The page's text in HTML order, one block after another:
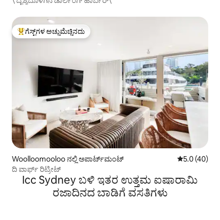
ಗೆಸ್ಟ್‌ಗಳಿಗೆ ಅತಿ ಹೆಚ್ಚು ಅಚ್ಚುಮೆಚ್ಚಿನದು
ಗೆಸ್ಟ್‌ಗಳ ಅಚ್ಚುಮೆಚ್ಚಿನದು
Woolloomooloo ನಲ್ಲಿ ಅಪಾರ್ಟ್‌ಮಂಟ್ 5 ರಲ್ಲಿ 5.0
5.0 (40)
ದಿ ವಾರ್ಫ್ ರಿಟ್ರೀಟ್
Icc Sydney ಬಳಿ ಇತರ ಉತ್ತಮ ಐಷಾರಾಮಿ
ರಜಾದಿನದ ಬಾಡಿಗೆ ವಸತಿಗಳು